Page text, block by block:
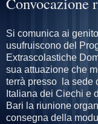
Si comunica ai
usufruiscono del
Extrascolastiche
sua attuazione che
terrà presso la sede
Italiana dei Ciechi e
Bari la riunione
consegna della